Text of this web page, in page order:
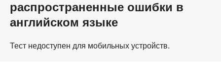
распространенные ошибки в
английском языке
Тест недоступен для мобильных устройств.